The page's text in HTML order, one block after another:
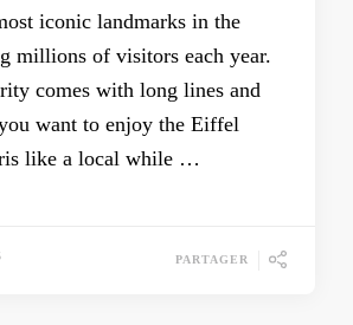
iconic landmarks in the
millions of visitors each year.
comes with long lines and
want to enjoy the Eiffel
like a local while …
PARTAGER